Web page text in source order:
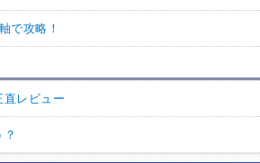
で攻略！
直レビュー